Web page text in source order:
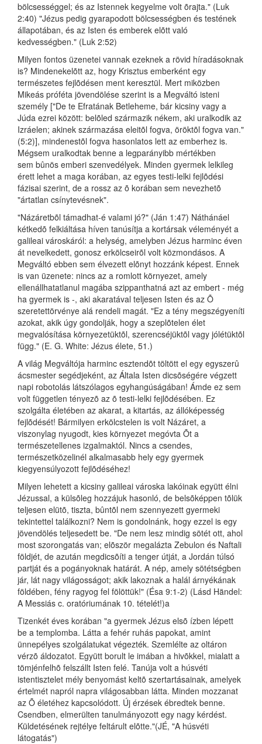
bölcsességgel; és az Istennek kegyelme volt õrajta." (Luk
2:40) "Jézus pedig gyarapodott bölcsességben és testének
állapotában, és az Isten és emberek elõtt való
kedvességben." (Luk 2:52)
Milyen fontos üzenetei vannak ezeknek a rövid híradásoknak
is? Mindenekelõtt az, hogy Krisztus emberként egy
természetes fejlõdésen ment keresztül. Mert miközben
Mikeás próféta jövendölése szerint is a Megváltó isteni
személy ["De te Efratának Betleheme, bár kicsiny vagy a
Júda ezrei között: belõled származik nékem, aki uralkodik az
Izráelen; akinek származása eleitõl fogva, öröktõl fogva van."
(5:2)], mindenestõl fogva hasonlatos lett az emberhez is.
Mégsem uralkodtak benne a legparányibb mértékben
sem bûnös emberi szenvedélyek. Minden gyermek lelkileg
érett lehet a maga korában, az egyes testi-lelki fejlõdési
fázisai szerint, de a rossz az õ korában sem nevezhetõ
"ártatlan csínytevésnek".
"Názáretbõl támadhat-é valami jó?" (Ján 1:47) Náthánáel
kétkedõ felkiáltása híven tanúsítja a kortársak véleményét a
galileai városkáról: a helység, amelyben Jézus harminc éven
át nevelkedett, gonosz erkölcseirõl volt közmondásos. A
Megváltó ebben sem élvezett elõnyt hozzánk képest. Ennek
is van üzenete: nincs az a romlott környezet, amely
ellenállhatatlanul magába szippanthatná azt az embert - még
ha gyermek is -, aki akaratával teljesen Isten és az Õ
szeretettörvénye alá rendeli magát. "Ez a tény megszégyeníti
azokat, akik úgy gondolják, hogy a szeplõtelen élet
megvalósítása környezetüktõl, szerencséjüktõl vagy jólétüktõl
függ." (E. G. White: Jézus élete, 51.)
A világ Megváltója harminc esztendõt töltött el egy egyszerû
ácsmester segédjeként, az Általa Isten dicsõségére végzett
napi robotolás látszólagos egyhangúságában! Ámde ez sem
volt független tényezõ az õ testi-lelki fejlõdésében. Ez
szolgálta életében az akarat, a kitartás, az állóképesség
fejlõdését! Bármilyen erkölcstelen is volt Názáret, a
viszonylag nyugodt, kies környezet megóvta Õt a
természetellenes izgalmaktól. Nincs a csendes,
természetközelinél alkalmasabb hely egy gyermek
kiegyensúlyozott fejlõdéséhez!
Milyen lehetett a kicsiny galileai városka lakóinak együtt élni
Jézussal, a külsõleg hozzájuk hasonló, de belsõképpen tõlük
teljesen elütõ, tiszta, bûntõl nem szennyezett gyermeki
tekintettel találkozni? Nem is gondolnánk, hogy ezzel is egy
jövendölés teljesedett be. "De nem lesz mindig sötét ott, ahol
most szorongatás van; elõször megalázta Zebulon és Naftali
földjét, de azután megdicsõíti a tenger útját, a Jordán túlsó
partját és a pogányoknak határát. A nép, amely sötétségben
jár, lát nagy világosságot; akik lakoznak a halál árnyékának
földében, fény ragyog fel fölöttük!" (Ésa 9:1-2) (Lásd Händel:
A Messiás c. oratóriumának 10. tételét!)a
Tizenkét éves korában "a gyermek Jézus elsõ ízben lépett
be a templomba. Látta a fehér ruhás papokat, amint
ünnepélyes szolgálatukat végezték. Szemlélte az oltáron
vérzõ áldozatot. Együtt borult le imában a hivõkkel, mialatt a
tömjénfelhõ felszállt Isten felé. Tanúja volt a húsvéti
istentisztelet mély benyomást keltõ szertartásainak, amelyek
értelmét napról napra világosabban látta. Minden mozzanat
az Õ életéhez kapcsolódott. Új érzések ébredtek benne.
Csendben, elmerülten tanulmányozott egy nagy kérdést.
Küldetésének rejtélye feltárult elõtte."(JÉ, "A húsvéti
látogatás")